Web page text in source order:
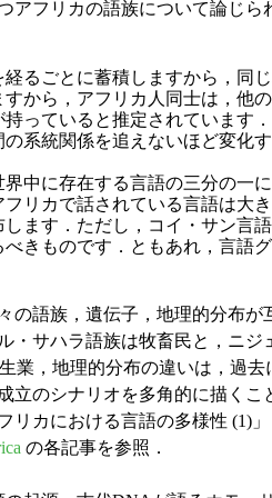
アフリカの語族について論じ
るごとに蓄積しますから，同
から，アフリカ人同士は，他
持っていると推定されています
の系統関係を追えないほど変化
中に存在する言語の三分の一
フリカで話されている言語は大
ます．ただし，コイ・サン言
きものです．ともあれ，言語
の語族，遺伝子，地理的分布が
・サハラ語族は牧畜民と，ニ
業，地理的分布の違いは，過
立のシナリオを多角的に描く
リカにおける言語の多様性 (1)」
の各記事を参照．